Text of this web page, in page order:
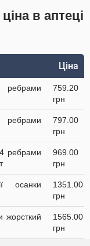
в аптеці
Ціна
ребрами
759.20
грн
ребрами
797.00
грн
4 ребрами
969.00
грн
осанки
1351.00
грн
жорсткий
1565.00
грн